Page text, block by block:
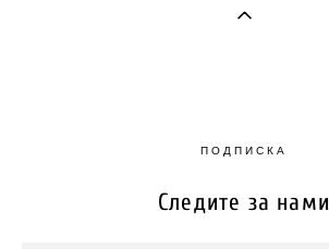
ПОДПИСКА
Следите за нами